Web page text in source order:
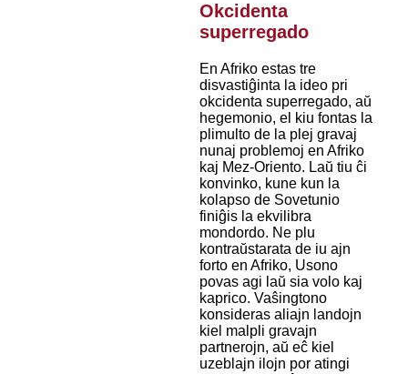
Okcidenta
superregado
En Afriko estas tre
disvastiĝinta la ideo pri
okcidenta superregado, aŭ
hegemonio, el kiu fontas la
plimulto de la plej gravaj
nunaj problemoj en Afriko
kaj Mez-Oriento. Laŭ tiu ĉi
konvinko, kune kun la
kolapso de Sovetunio
finiĝis la ekvilibra
mondordo. Ne plu
kontraŭstarata de iu ajn
forto en Afriko, Usono
povas agi laŭ sia volo kaj
kaprico. Vaŝingtono
konsideras aliajn landojn
kiel malpli gravajn
partnerojn, aŭ eĉ kiel
uzeblajn ilojn por atingi